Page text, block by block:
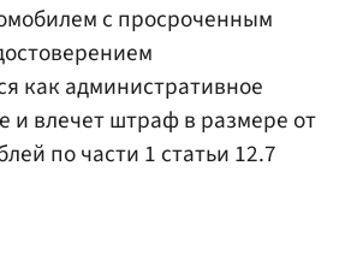
с просроченным
как административное
и влечет штраф в размере от
по части 1 статьи 12.7